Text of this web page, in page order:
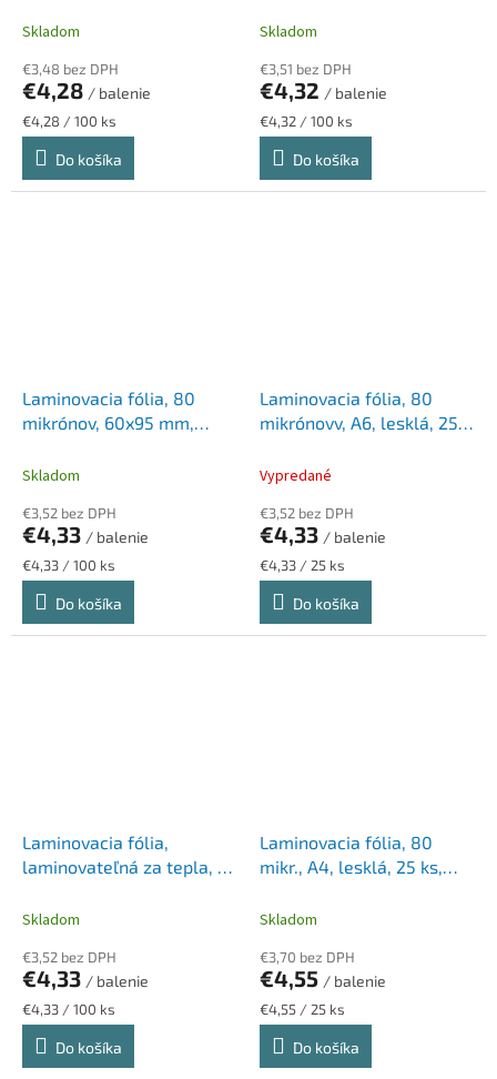
Skladom
€3,48 bez DPH
€4,28 / balenie
Jednotková
cena:
€4,28 / 100 ks
Do košíka
Skladom
€3,51 bez DPH
€4,32 / balenie
Jednotková
cena:
€4,32 / 100 ks
Do košíka
Laminovacia fólia, 80
mikrónov, 60x95 mm,
"Everyday"
Skladom
€3,52 bez DPH
€4,33 / balenie
Jednotková
cena:
€4,33 / 100 ks
Do košíka
Laminovacia fólia, 80
mikrónovv, A6, lesklá, 25
Vypredané
€3,52 bez DPH
€4,33 / balenie
Jednotková
cena:
€4,33 / 25 ks
Do košíka
Laminovacia fólia,
laminovateľná za tepla, 75
OFFICE
Skladom
€3,52 bez DPH
€4,33 / balenie
Jednotková
cena:
€4,33 / 100 ks
Do košíka
Laminovacia fólia, 80
mikr., A4, lesklá, 25 ks,
Skladom
€3,70 bez DPH
€4,55 / balenie
Jednotková
cena:
€4,55 / 25 ks
Do košíka